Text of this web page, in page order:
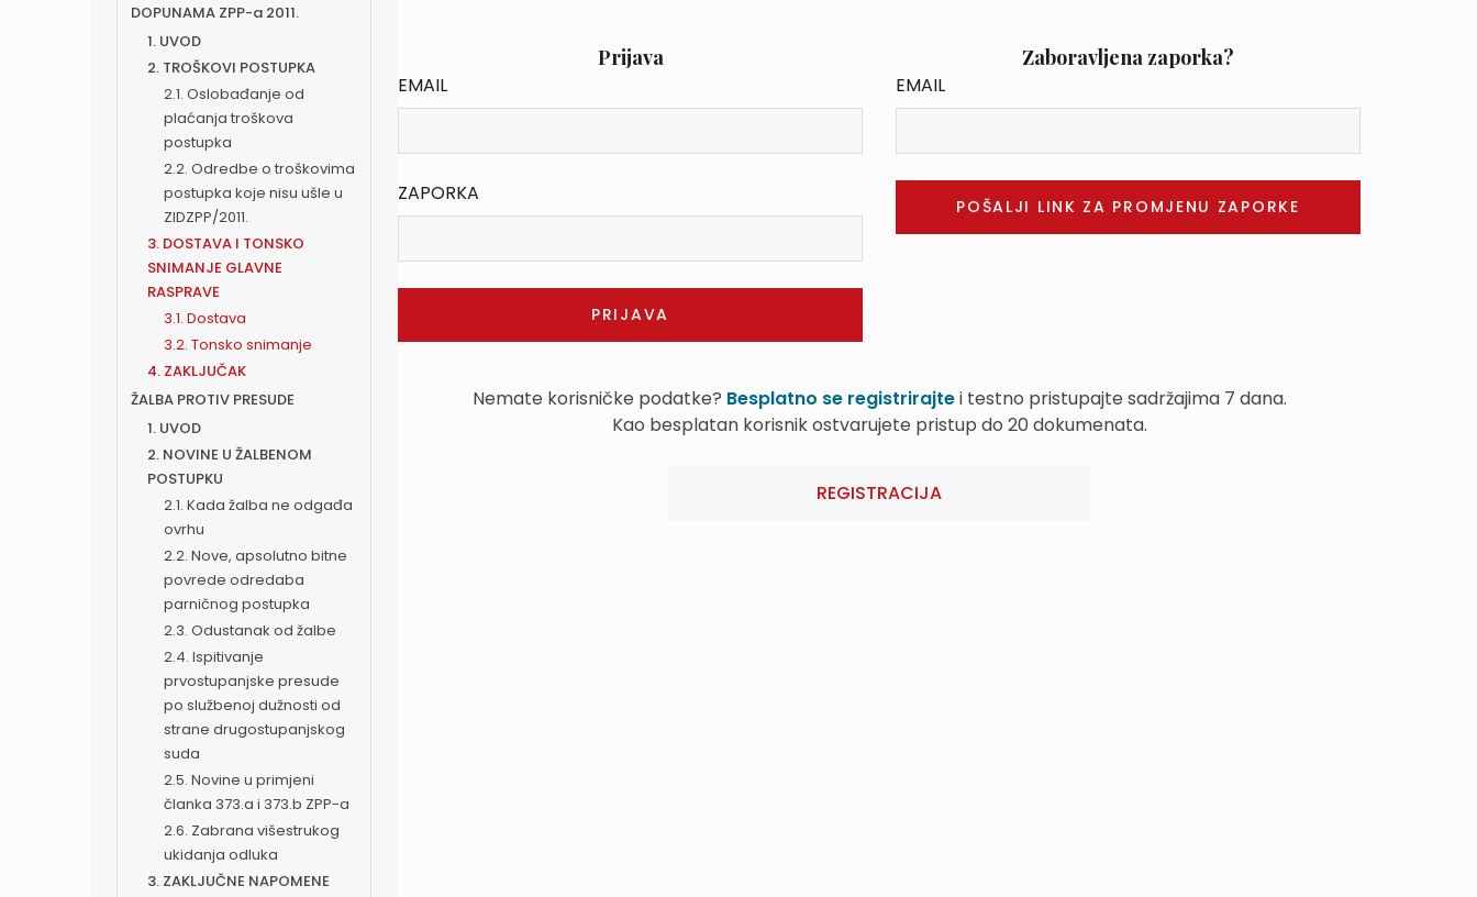
DOPUNAMA ZPP-a 2011.
1. UVOD
2. TROŠKOVI POSTUPKA
2.1. Oslobađanje od
plaćanja troškova
postupka
2.2. Odredbe o troškovima
postupka koje nisu ušle u
ZIDZPP/2011.
3. DOSTAVA I TONSKO
SNIMANJE GLAVNE
RASPRAVE
3.1. Dostava
3.2. Tonsko snimanje
4. ZAKLJUČAK
ŽALBA PROTIV PRESUDE
1. UVOD
2. NOVINE U ŽALBENOM
POSTUPKU
2.1. Kada žalba ne odgađa
ovrhu
2.2. Nove, apsolutno bitne
povrede odredaba
parničnog postupka
2.3. Odustanak od žalbe
2.4. Ispitivanje
prvostupanjske presude
po službenoj dužnosti od
strane drugostupanjskog
suda
2.5. Novine u primjeni
članka 373.a i 373.b ZPP-a
2.6. Zabrana višestrukog
ukidanja odluka
3. ZAKLJUČNE NAPOMENE
Prijava
EMAIL
ZAPORKA
Zaboravljena zaporka?
EMAIL
Nemate korisničke podatke? Besplatno se registrirajtei testno pristupajte sadržajima 7 dana.
Kao besplatan korisnik ostvarujete pristup do 20 dokumenata.
REGISTRACIJA